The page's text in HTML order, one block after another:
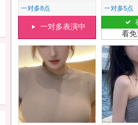
一对多8点
一对多表演中
一对多5点
看